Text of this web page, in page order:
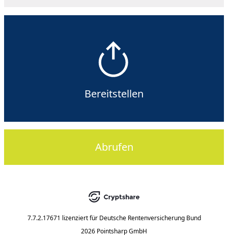
Bereitstellen
Abrufen
7.7.2.17671 lizenziert für Deutsche Rentenversicherung Bund
2026 Pointsharp GmbH